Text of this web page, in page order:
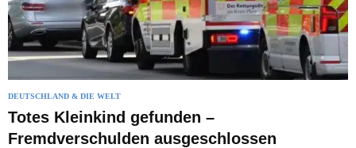
DEUTSCHLAND & DIE WELT
Totes Kleinkind gefunden –
Fremdverschulden ausgeschlossen